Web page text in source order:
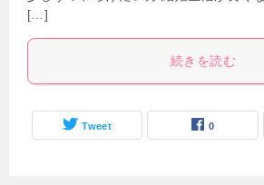
[…]
続きを読む
Tweet 0